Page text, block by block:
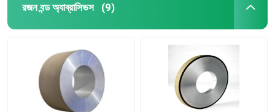
রজন বন্ড অ্যাব্রাসিভস (9)